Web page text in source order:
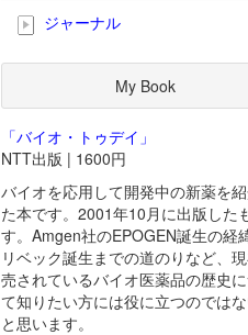
ジャーナル
My Book
「バイオ・トゥデイ」
NTT出版 | 1600円
バイオを応用して開発中の新薬を
た本です。2001年10月に出版した
す。Amgen社のEPOGEN誕生の経
リベック誕生までの道のりなど、
売されているバイオ医薬品の歴史
て知りたい方には役に立つのでは
と思います。